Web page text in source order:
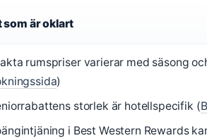
som är oklart
rumspriser varierar med säsong
)
storlek är hotellspecifik (
i Best Western Rewards